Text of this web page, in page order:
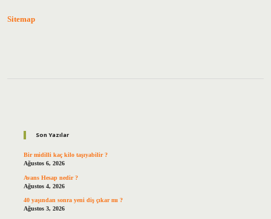
Sitemap
Son Yazılar
Bir midilli kaç kilo taşıyabilir ?
Ağustos 6, 2026
Avans Hesap nedir ?
Ağustos 4, 2026
40 yaşından sonra yeni diş çıkar mı ?
Ağustos 3, 2026